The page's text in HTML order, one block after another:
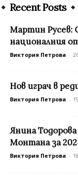
Recent Posts
Мартин Русев:
националния
Виктория Петрова -
Нов играч в
Виктория Петрова -
Янина
Монтана за
Виктория Петрова -